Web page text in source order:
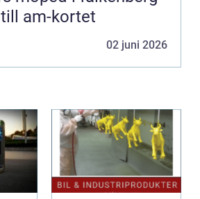
am-kortet
02 juni 2026